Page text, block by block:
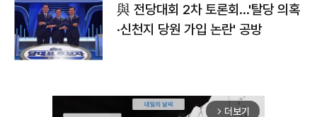
與 전당대회 2차 토론회…'탈당 의혹
·신천지 당원 가입 논란' 공방
arrow_forward_ios 더보기